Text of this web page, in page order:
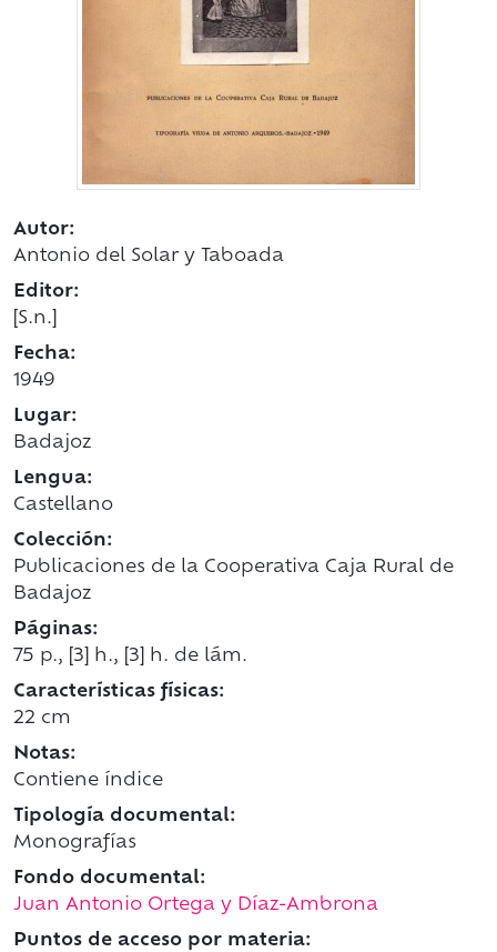
Autor:
Antonio del Solar y Taboada
Editor:
[S.n.]
Fecha:
1949
Lugar:
Badajoz
Lengua:
Castellano
Colección:
Publicaciones de la Cooperativa Caja Rural de
Badajoz
Páginas:
75 p., [3] h., [3] h. de lám.
Características físicas:
22 cm
Notas:
Contiene índice
Tipología documental:
Monografías
Fondo documental:
Juan Antonio Ortega y Díaz-Ambrona
Puntos de acceso por materia: